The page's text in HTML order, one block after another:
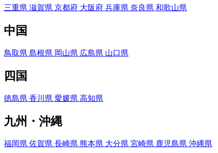
三重県 滋賀県 京都府 大阪府 兵庫県 奈良県 和歌山県
中国
鳥取県 島根県 岡山県 広島県 山口県
四国
徳島県 香川県 愛媛県 高知県
九州・沖縄
福岡県 佐賀県 長崎県 熊本県 大分県 宮崎県 鹿児島県 沖縄県